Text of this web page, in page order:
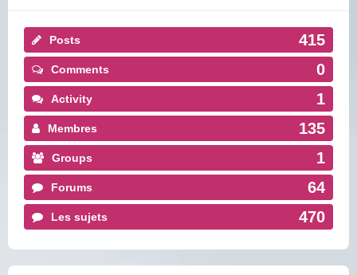
Posts 415
Comments 0
Activity 1
Membres 135
Groups 1
Forums 64
Les sujets 470